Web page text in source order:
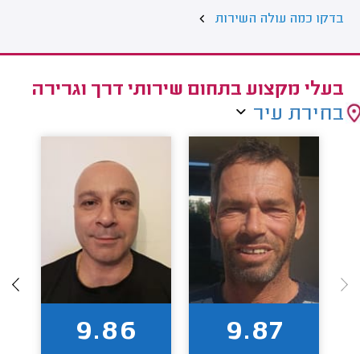
בדקו כמה עולה השירות
בעלי מקצוע בתחום שירותי דרך וגרירה
בחירת עיר
9.87
9.86